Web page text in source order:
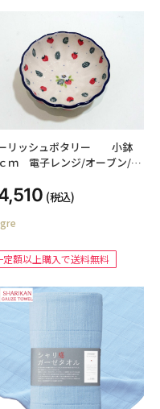
リッシュポタリー 小鉢
ｍ 電子レンジ/オーブン/食
(税込)
定額以上購入で送料無料